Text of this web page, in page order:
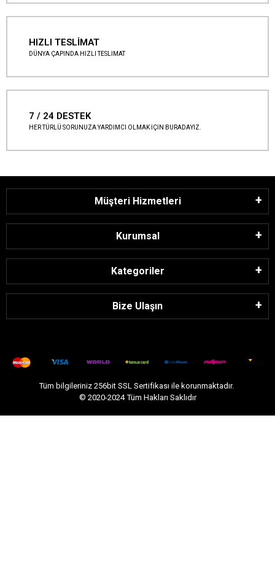
HIZLI TESLİMAT
DÜNYA ÇAPINDA HIZLI TESLİMAT
7 / 24 DESTEK
HER TÜRLÜ SORUNUZA YARDIMCI OLMAK İÇİN BURADAYIZ.
Müşteri Hizmetleri
Kurumsal
Kategoriler
Bize Ulaşın
Tüm bilgileriniz 256bit SSL Sertifikası ile korunmaktadır.
© 2020-2024Tüm Hakları Saklıdır